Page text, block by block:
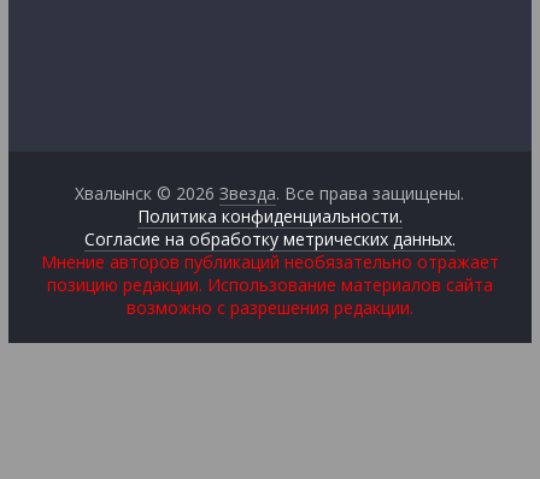
Хвалынск © 2026Звезда. Все права защищены.
Политика конфиденциальности.
Согласие на обработку метрических данных.
Мнение авторов публикаций необязательно отражает
позицию редакции. Использование материалов сайта
возможно с разрешения редакции.